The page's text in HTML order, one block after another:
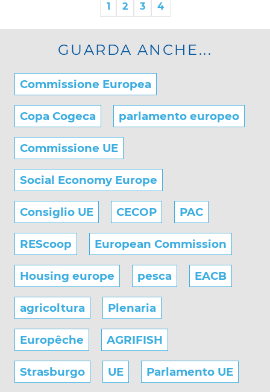
1 2 3 4
GUARDA ANCHE...
Commissione Europea
Copa Cogeca parlamento europeo
Commissione UE
Social Economy Europe
Consiglio UE CECOP PAC
REScoop European Commission
Housing europe pesca EACB
agricoltura Plenaria
Europêche AGRIFISH
Strasburgo UE Parlamento UE